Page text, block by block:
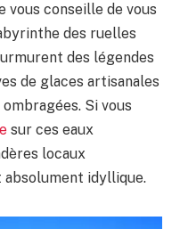
vous conseille de vous
des ruelles
des légendes
de glaces artisanales
Si vous
sur ces eaux
locaux
idyllique.